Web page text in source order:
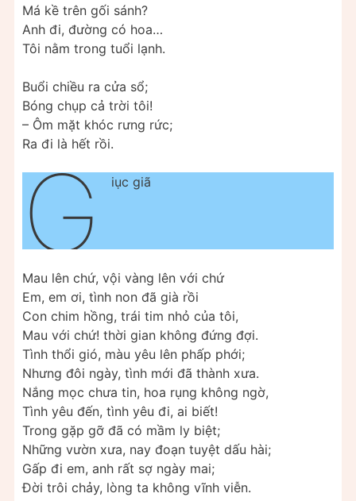
Má kề trên gối sánh?
Anh đi, đường có hoa…
Tôi nằm trong tuổi lạnh.
Buổi chiều ra cửa sổ;
Bóng chụp cả trời tôi!
– Ôm mặt khóc rưng rức;
Ra đi là hết rồi.
G iục giã
Mau lên chứ, vội vàng lên với chứ
Em, em ơi, tình non đã già rồi
Con chim hồng, trái tim nhỏ của tôi,
Mau với chứ! thời gian không đứng đợi.
Tình thổi gió, màu yêu lên phấp phới;
Nhưng đôi ngày, tình mới đã thành xưa.
Nắng mọc chưa tin, hoa rụng không ngờ,
Tình yêu đến, tình yêu đi, ai biết!
Trong gặp gỡ đã có mầm ly biệt;
Những vườn xưa, nay đoạn tuyệt dấu hài;
Gấp đi em, anh rất sợ ngày mai;
Đời trôi chảy, lòng ta không vĩnh viễn.